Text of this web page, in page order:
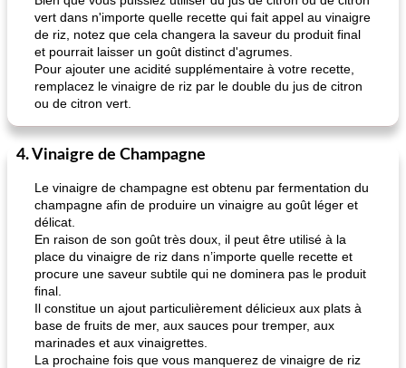
vert dans n'importe quelle recette qui fait appel au vinaigre
de riz, notez que cela changera la saveur du produit final
et pourrait laisser un goût distinct d'agrumes.
Pour ajouter une acidité supplémentaire à votre recette,
remplacez le vinaigre de riz par le double du jus de citron
ou de citron vert.
4. Vinaigre de Champagne
Le vinaigre de champagne est obtenu par fermentation du
champagne afin de produire un vinaigre au goût léger et
délicat.
En raison de son goût très doux, il peut être utilisé à la
place du vinaigre de riz dans n’importe quelle recette et
procure une saveur subtile qui ne dominera pas le produit
final.
Il constitue un ajout particulièrement délicieux aux plats à
base de fruits de mer, aux sauces pour tremper, aux
marinades et aux vinaigrettes.
La prochaine fois que vous manquerez de vinaigre de riz